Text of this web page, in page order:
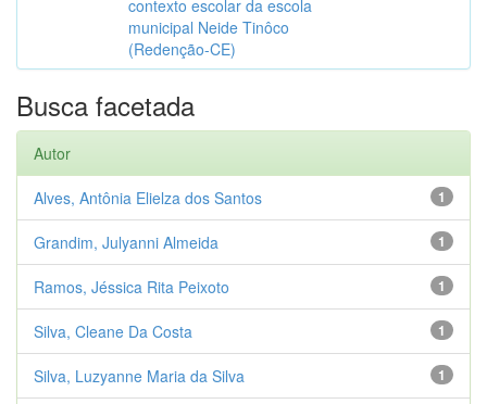
contexto escolar da escola
municipal Neide Tinôco
(Redenção-CE)
Busca facetada
Autor
1
Alves, Antônia Elielza dos Santos
1
Grandim, Julyanni Almeida
1
Ramos, Jéssica Rita Peixoto
1
Silva, Cleane Da Costa
1
Silva, Luzyanne Maria da Silva